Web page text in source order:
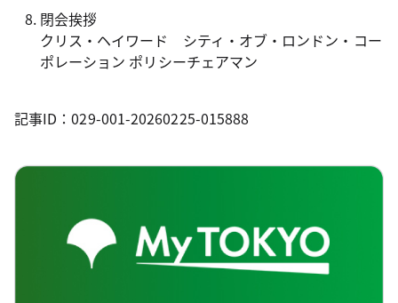
閉会挨拶
クリス・ヘイワード シティ・オブ・ロンドン・コー
ポレーション ポリシーチェアマン
記事ID：029-001-20260225-015888